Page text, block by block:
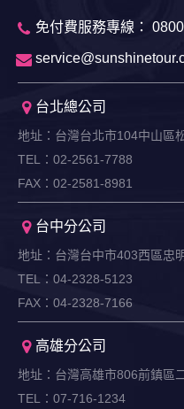
免付費服務專線：
台北總公司
地址：台灣台北市104中山區
TEL：02-2561-7788
FAX：02-2581-8981
台中分公司
地址：台灣台中市403西區忠
TEL：04-2328-5123
FAX：04-2328-7166
高雄分公司
地址：台灣高雄市806前鎮區
TEL：07-716-1234